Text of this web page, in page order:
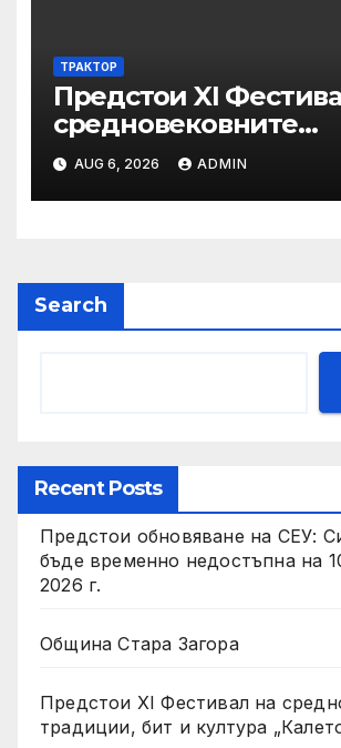
ТРАКТОР
Предстои XI
средновековните
традиции, бит и
„Калето
AUG 6, 2026 ADMIN
Search
Recent Posts
Предстои обновяване на СЕУ:
бъде временно недостъпна на
2026 г.
Община Стара Загора
Предстои XI Фестивал на
традиции, бит и култура